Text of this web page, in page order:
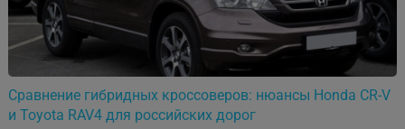
Сравнение гибридных кроссоверов: нюансы Honda CR-V
и Toyota RAV4 для российских дорог